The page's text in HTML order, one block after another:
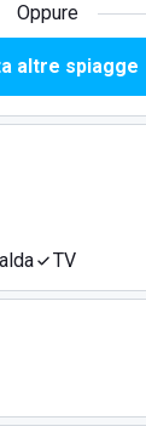
Oppure
altre spiagge
TV